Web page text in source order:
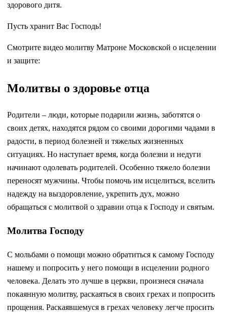
здорового дитя.
Пусть хранит Вас Господь!
Смотрите видео молитву Матроне Московской о исцелении
и защите:
Молитвы о здоровье отца
Родители – люди, которые подарили жизнь, заботятся о
своих детях, находятся рядом со своими дорогими чадами в
радости, в период болезней и тяжелых жизненных
ситуациях. Но наступает время, когда болезни и недуги
начинают одолевать родителей. Особенно тяжело болезни
переносят мужчины. Чтобы помочь им исцелиться, вселить
надежду на выздоровление, укрепить дух, можно
обращаться с молитвой о здравии отца к Господу и святым.
Молитва Господу
С мольбами о помощи можно обратиться к самому Господу
нашему и попросить у него помощи в исцелении родного
человека. Делать это лучше в церкви, произнеся сначала
покаянную молитву, раскаяться в своих грехах и попросить
прощения. Раскаявшемуся в грехах человеку легче просить